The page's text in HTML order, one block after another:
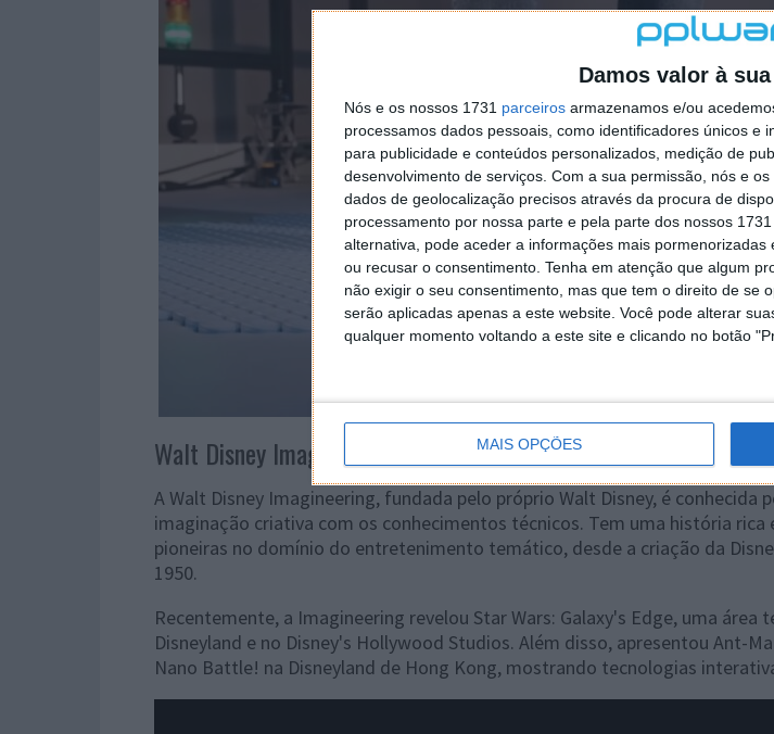
Damos valor à
Nós e os nossos 1731 parceiros armazenamos e/ou
processamos dados pessoais, como identificadores únicos e
para publicidade e conteúdos personalizados, medição de
desenvolvimento de serviços. Com a sua permissão, nós e
dados de geolocalização precisos através da procura de
processamento por nossa parte e pela parte dos nossos
alternativa, pode aceder a informações mais
ou recusar o consentimento. Tenha em atenção que algum
não exigir o seu consentimento, mas que tem o direito de se
serão aplicadas apenas a este website. Você pode alterar
qualquer momento voltando a este site e clicando no botão
MAIS OPÇÕES
Walt Disney Imagineering
A Walt Disney Imagineering, fundada pelo próprio Walt Disney, é conhecida
imaginação criativa com os conhecimentos técnicos. Tem uma história rica
pioneiras no domínio do entretenimento temático, desde a criação da
1950.
Recentemente, a Imagineering revelou Star Wars: Galaxy's Edge, uma área
Disneyland e no Disney's Hollywood Studios. Além disso, apresentou Ant-
Nano Battle! na Disneyland de Hong Kong, mostrando tecnologias